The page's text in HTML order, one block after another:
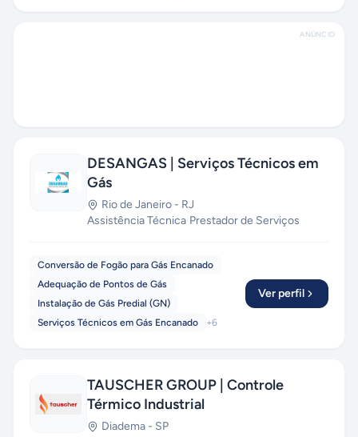
ANÚNCIO
DESANGAS | Serviços Técnicos em
Gás
Rio de Janeiro - RJ
Assistência Técnica·Prestador de Serviços
Conversão de Fogão para Gás Encanado
Adequação de Pontos de Gás
Instalação de Gás Predial (GN)
Serviços Técnicos em Gás Encanado
+6
Ver perfil
TAUSCHER GROUP | Controle
Térmico Industrial
Diadema - SP